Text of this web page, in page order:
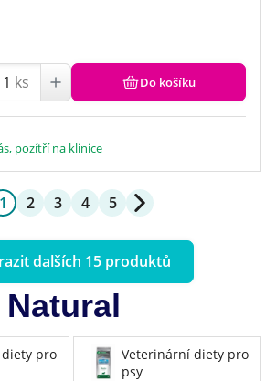
ks Do košíku
pozítří na klinice
1 2 3 4 5
dalších 15 produktů
pro
Veterinární diety pro
psy